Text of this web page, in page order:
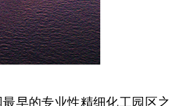
早的专业性精细化工园区之